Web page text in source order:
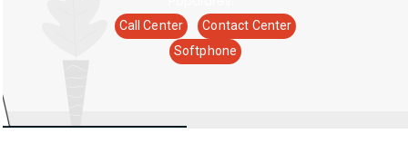
Call Center
Contact Center
Softphone